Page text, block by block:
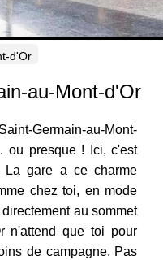
d'Or
au-Mont-d'Or
Germain-au-Mont-
ou presque ! Ici, c'est
La gare a ce charme
chez toi, en mode
au sommet
n'attend que toi pour
de campagne. Pas